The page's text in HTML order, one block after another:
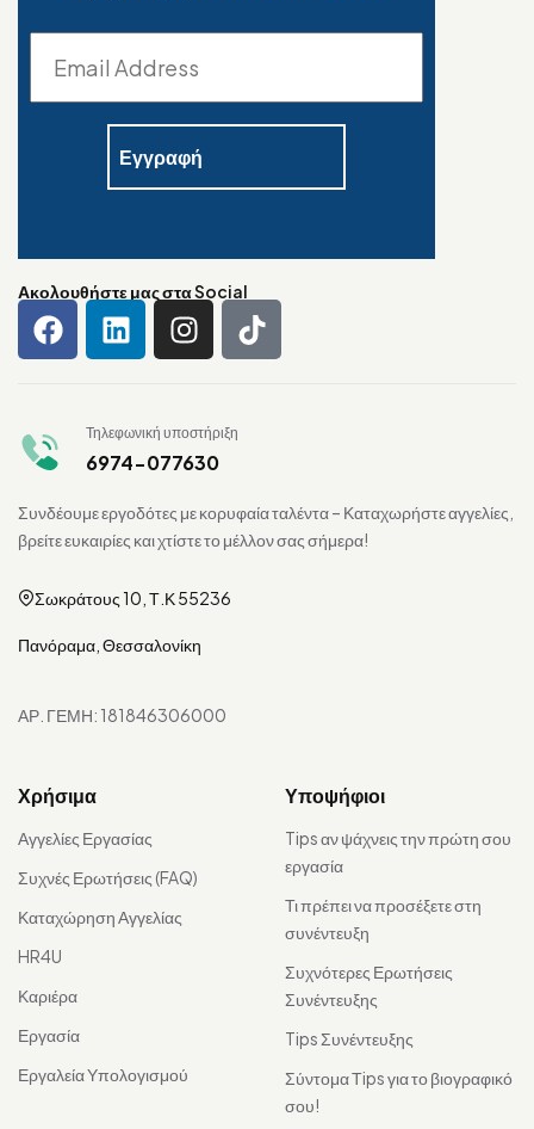
Ακολουθήστε μας στα Social
Τηλεφωνική υποστήριξη
6974-077630
Συνδέουμε εργοδότες με κορυφαία ταλέντα – Καταχωρήστε αγγελίες,
βρείτε ευκαιρίες και χτίστε το μέλλον σας σήμερα!
Σωκράτους 10, Τ.Κ 55236
Πανόραμα, Θεσσαλονίκη
ΑΡ. ΓΕΜΗ: 181846306000
Χρήσιμα
Αγγελίες Εργασίας
Συχνές Ερωτήσεις (FAQ)
Καταχώρηση Αγγελίας
HR4U
Καριέρα
Εργασία
Εργαλεία Υπολογισμού
Υποψήφιοι
Tips αν ψάχνεις την πρώτη σου
εργασία
Τι πρέπει να προσέξετε στη
συνέντευξη
Συχνότερες Ερωτήσεις
Συνέντευξης
Tips Συνέντευξης
Σύντομα Τips για το βιογραφικό
σου!